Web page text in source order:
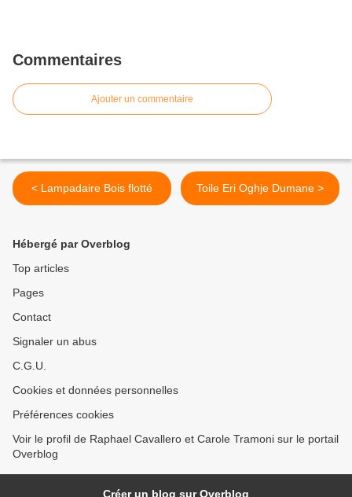
Commentaires
Ajouter un commentaire
< Lampadaire Bois flotté Toile Eri Oghje Dumane >
Hébergé par Overblog
Top articles
Pages
Contact
Signaler un abus
C.G.U.
Cookies et données personnelles
Préférences cookies
Voir le profil de Raphael Cavallero et Carole Tramoni sur le portail
Overblog
Créer un blog sur Overblog